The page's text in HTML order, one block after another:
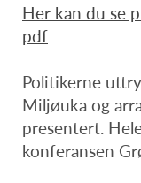
Her kan du se
pdf
Politikerne
Miljøuka og
presentert.
konferansen